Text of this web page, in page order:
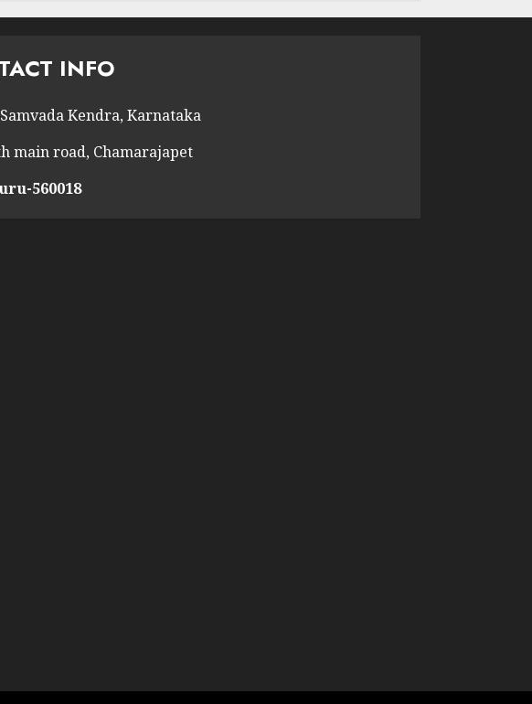
INFO
Kendra, Karnataka
main road, Chamarajapet
560018